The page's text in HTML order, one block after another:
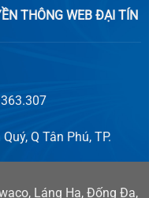
THÔNG WEB ĐẠI TÍN
Q Tân Phú, TP.
Láng Hạ, Đống Đa,